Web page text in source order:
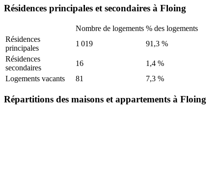
Résidences principales et secondaires à Floing
Nombre de logements % des logements
Résidences
principales
1 019
91,3 %
Résidences
secondaires
16
1,4 %
Logements vacants
81 7,3 %
Répartitions des maisons et appartements à Floing